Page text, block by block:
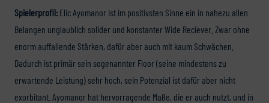
Spielerprofil: Elic Ayomanor ist im positivsten Sinne ein in nahezu allen
Belangen unglaublich solider und konstanter Wide Reciever. Zwar ohne
enorm auffallende Stärken, dafür aber auch mit kaum Schwächen.
Dadurch ist primär sein sogenannter Floor (seine mindestens zu
erwartende Leistung) sehr hoch, sein Potenzial ist dafür aber nicht
exorbitant. Ayomanor hat hervorragende Maße, die er auch nutzt, und in